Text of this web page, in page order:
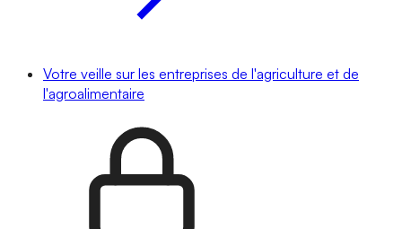
Votre veille sur les entreprises de l'agriculture et de
l'agroalimentaire